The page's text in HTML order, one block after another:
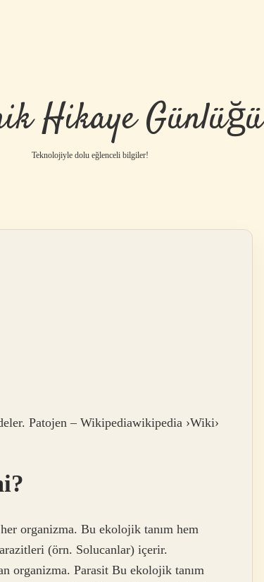
Hikaye Günlüğü
Teknolojiyle dolu eğlenceli bilgiler!
Patojen – Wikipediawikipedia ›Wiki›
organizma. Bu ekolojik tanım hem
(örn. Solucanlar) içerir.
organizma. Parasit Bu ekolojik tanım